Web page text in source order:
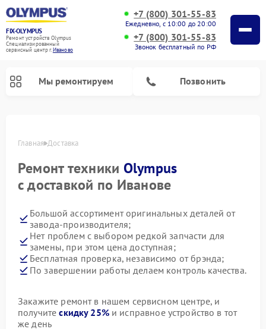
FIX-OLYMPUS
Ремонт устройств Olympus
Специализированный
cервисный центр г.Иваново
+7 (800) 301-55-83
Ежедневно, с 10:00 до 20:00
+7 (800) 301-55-83
Звонок бесплатный по РФ
Мы ремонтируем Позвонить
Главная Доставка
Ремонт техники Olympus
с доставкой по Иванове
Большой ассортимент оригинальных деталей от
завода-производителя;
Нет проблем с выбором редкой запчасти для
замены, при этом цена доступная;
Бесплатная проверка, независимо от брэнда;
По завершении работы делаем контроль качества.
Закажите ремонт в нашем сервисном центре, и
получитескидку 25%и исправное устройство в тот
же день